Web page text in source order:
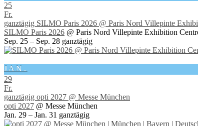
25
Fr.
ganztägig SILMO Paris 2026 @ Paris Nord Villepinte
SILMO Paris 2026 @ Paris Nord Villepinte Exhibition
Sep. 25 – Sep. 28 ganztägig
JAN.
29
Fr.
ganztägig opti 2027 @ Messe München
opti 2027 @ Messe München
Jan. 29 – Jan. 31 ganztägig